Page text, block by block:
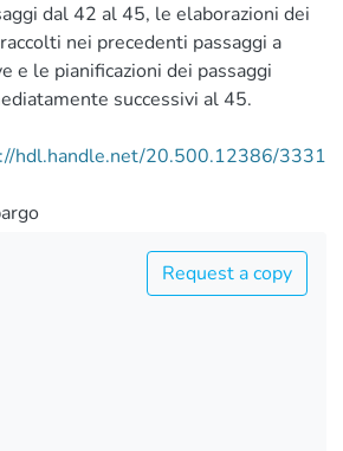
dal 42 al 45, le elaborazioni dei
nei precedenti passaggi a
e le pianificazioni dei passaggi
successivi al 45.
hdl.handle.net/20.500.12386/3331
Request a copy